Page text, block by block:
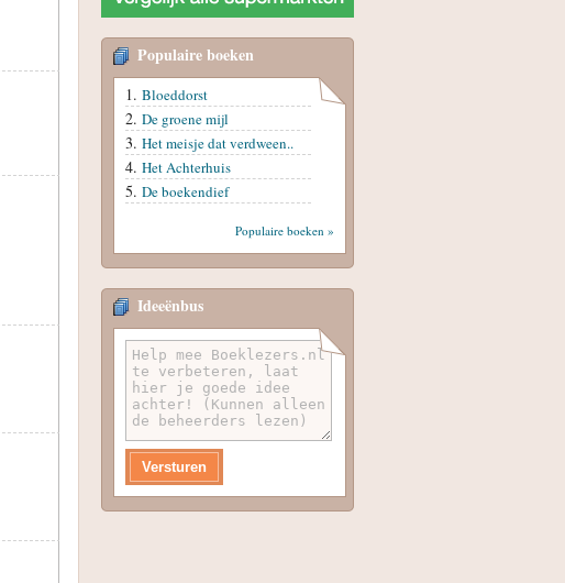
Populaire boeken
Bloeddorst
De groene mijl
Het meisje dat verdween..
Het Achterhuis
De boekendief
Populaire boeken »
Ideeënbus